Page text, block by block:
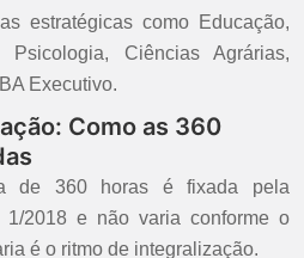
estratégicas como Educação,
Psicologia, Ciências Agrárias,
Executivo.
Como as 360
de 360 horas é fixada pela
1/2018 e não varia conforme o
é o ritmo de integralização.